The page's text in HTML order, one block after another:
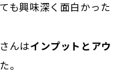
も興味深く面白かった
んはインプットとアウ
。